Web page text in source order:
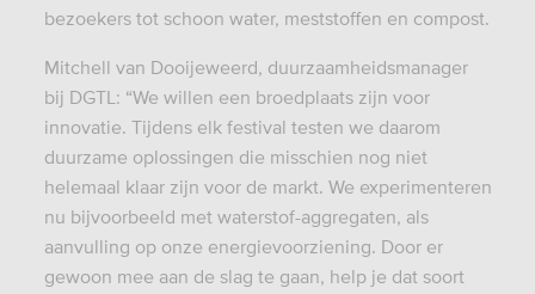
bezoekers tot schoon water, meststoffen en compost.
Mitchell van Dooijeweerd, duurzaamheidsmanager
bij DGTL: “We willen een broedplaats zijn voor
innovatie. Tijdens elk festival testen we daarom
duurzame oplossingen die misschien nog niet
helemaal klaar zijn voor de markt. We experimenteren
nu bijvoorbeeld met waterstof-aggregaten, als
aanvulling op onze energievoorziening. Door er
gewoon mee aan de slag te gaan, help je dat soort